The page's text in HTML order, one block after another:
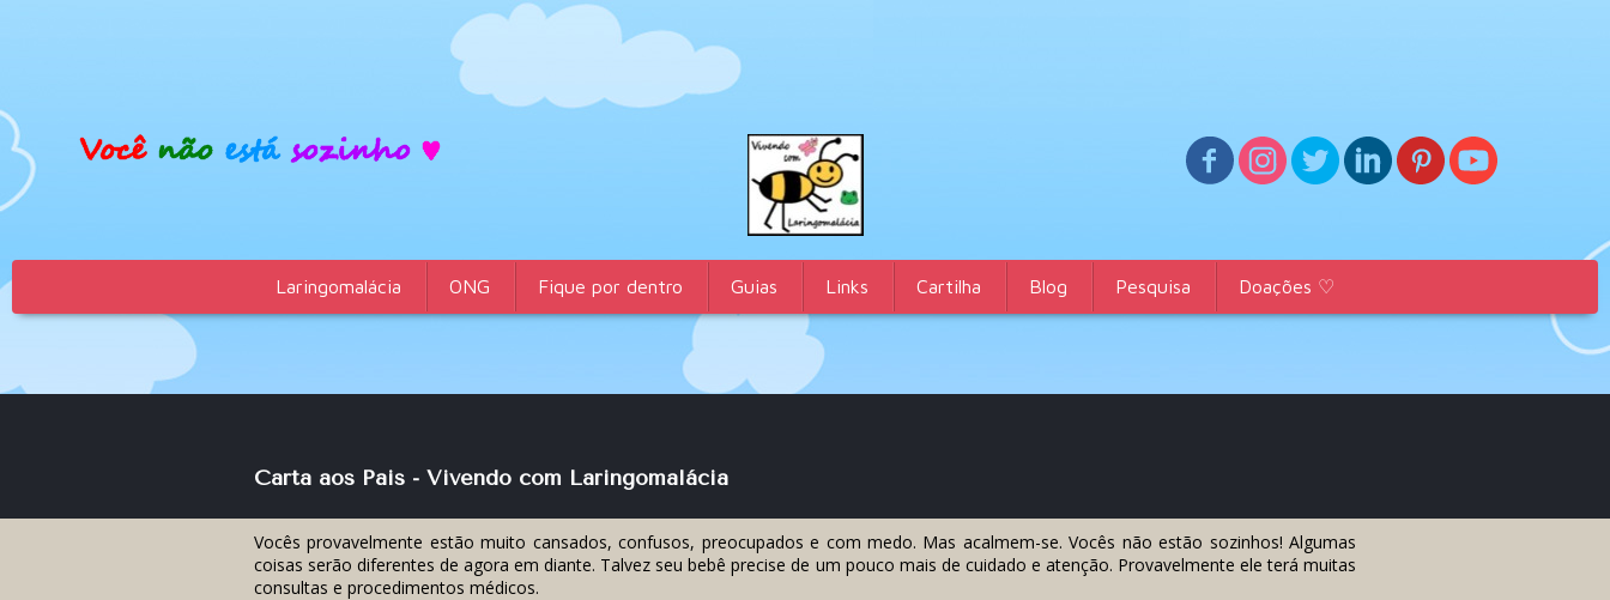
Laringomalácia ONG Fique por dentro Guias Links Cartilha Blog Pesquisa Doações ♡
Carta aos Pais - Vivendo com Laringomalácia
Vocês provavelmente estão muito cansados, confusos, preocupados e com medo. Mas acalmem-se. Vocês não estão sozinhos! Algumas
coisas serão diferentes de agora em diante. Talvez seu bebê precise de um pouco mais de cuidado e atenção. Provavelmente ele terá muitas
consultas e procedimentos médicos.